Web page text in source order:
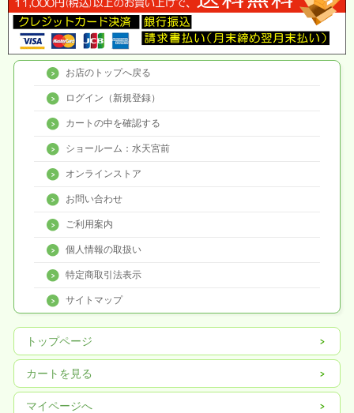
お店のトップへ戻る
ログイン（新規登録）
カートの中を確認する
ショールーム：水天宮前
オンラインストア
お問い合わせ
ご利用案内
個人情報の取扱い
特定商取引法表示
サイトマップ
トップページ
カートを見る
マイページへ